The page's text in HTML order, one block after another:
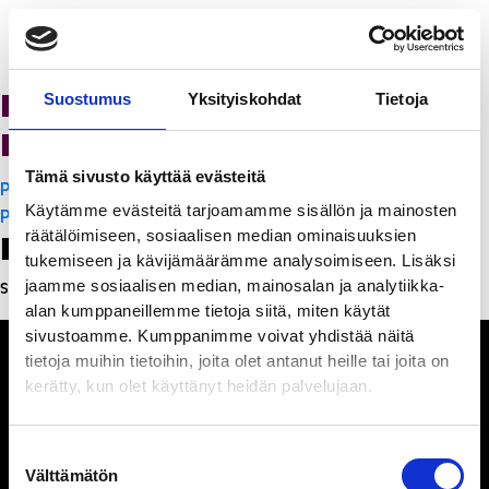
Suostumus Yksityiskohdat Tietoja
Tämä sivusto käyttää evästeitä
Käytämme evästeitä tarjoamamme sisällön ja mainosten
räätälöimiseen, sosiaalisen median ominaisuuksien
tukemiseen ja kävijämäärämme analysoimiseen. Lisäksi
jaamme sosiaalisen median, mainosalan ja analytiikka-
alan kumppaneillemme tietoja siitä, miten käytät
sivustoamme. Kumppanimme voivat yhdistää näitä
tietoja muihin tietoihin, joita olet antanut heille tai joita on
kerätty, kun olet käyttänyt heidän palvelujaan.
valinta
Välttämätön
K-Citymarket Pori
Puuvilla
Artikkelien
selaus
PanchoVilla
PanchoVilla
Leave a Reply
Sinun täytyykirjautua sisäänkommentoidaksesi.
ihmeteltävää